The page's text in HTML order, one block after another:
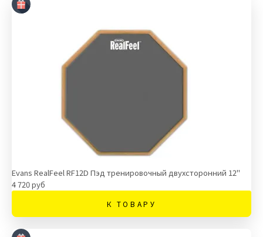
Evans RealFeel RF12D Пэд тренировочный двухсторонний 12"
4 720 руб
К ТОВАРУ